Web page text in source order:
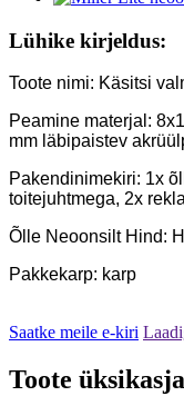
Lühike kirjeldus:
Toote nimi: Käsitsi
Peamine materjal:
mm läbipaistev
Pakendinimekiri: 1x
toitejuhtmega, 2x
Õlle Neoonsilt Hind:
Pakkekarp: karp
Saatke meile e-kiri
Toote